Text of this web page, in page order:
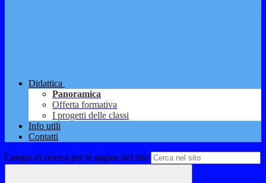
Didattica
Panoramica
Offerta formativa
I progetti delle classi
Info utili
Contatti
Campo di ricerca per le pagine del sito